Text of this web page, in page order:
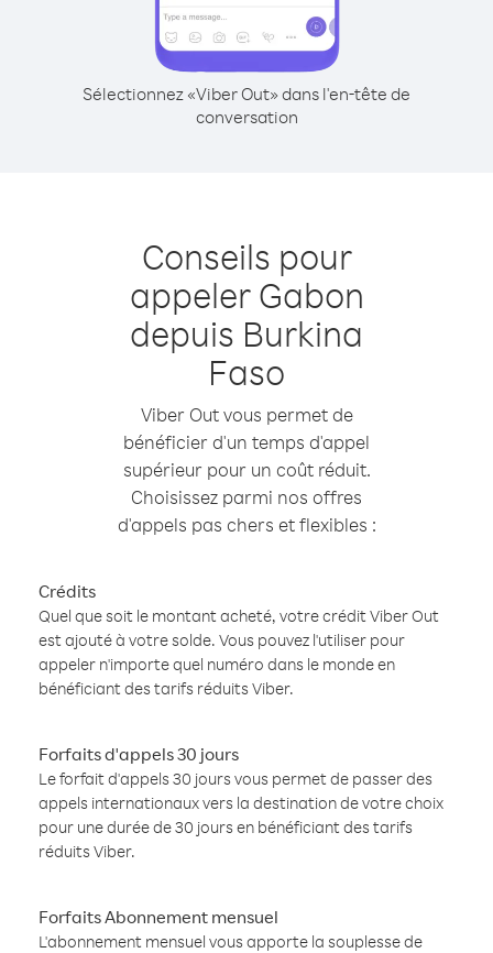
Sélectionnez «Viber Out» dans l'en-tête de
conversation
Conseils pour
appeler Gabon
depuis Burkina
Faso
Viber Out vous permet de
bénéficier d'un temps d'appel
supérieur pour un coût réduit.
Choisissez parmi nos offres
d'appels pas chers et flexibles :
Crédits
Quel que soit le montant acheté, votre crédit Viber Out
est ajouté à votre solde. Vous pouvez l'utiliser pour
appeler n'importe quel numéro dans le monde en
bénéficiant des tarifs réduits Viber.
Forfaits d'appels 30 jours
Le forfait d'appels 30 jours vous permet de passer des
appels internationaux vers la destination de votre choix
pour une durée de 30 jours en bénéficiant des tarifs
réduits Viber.
Forfaits Abonnement mensuel
L'abonnement mensuel vous apporte la souplesse de